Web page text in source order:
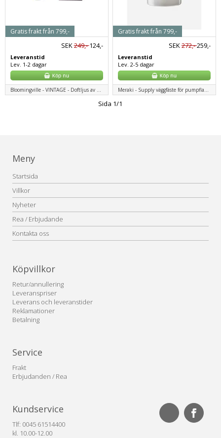
SEK249,-124,-
Leveranstid
Lev. 1-2 dagar
Gratis frakt från 799,-
SEK272,-259,-
Leveranstid
Lev. 2-5 dagar
Gratis frakt från 799,-
Sida 1/1
Meny
Startsida
Villkor
Nyheter
Rea / Erbjudande
Kontakta oss
Köpvillkor
Retur/annullering
Leveranspriser
Leverans och leveranstider
Reklamationer
Betalning
Service
Frakt
Erbjudanden / Rea
Kundservice
Tlf: 0045 61514400
kl. 10.00-12.00